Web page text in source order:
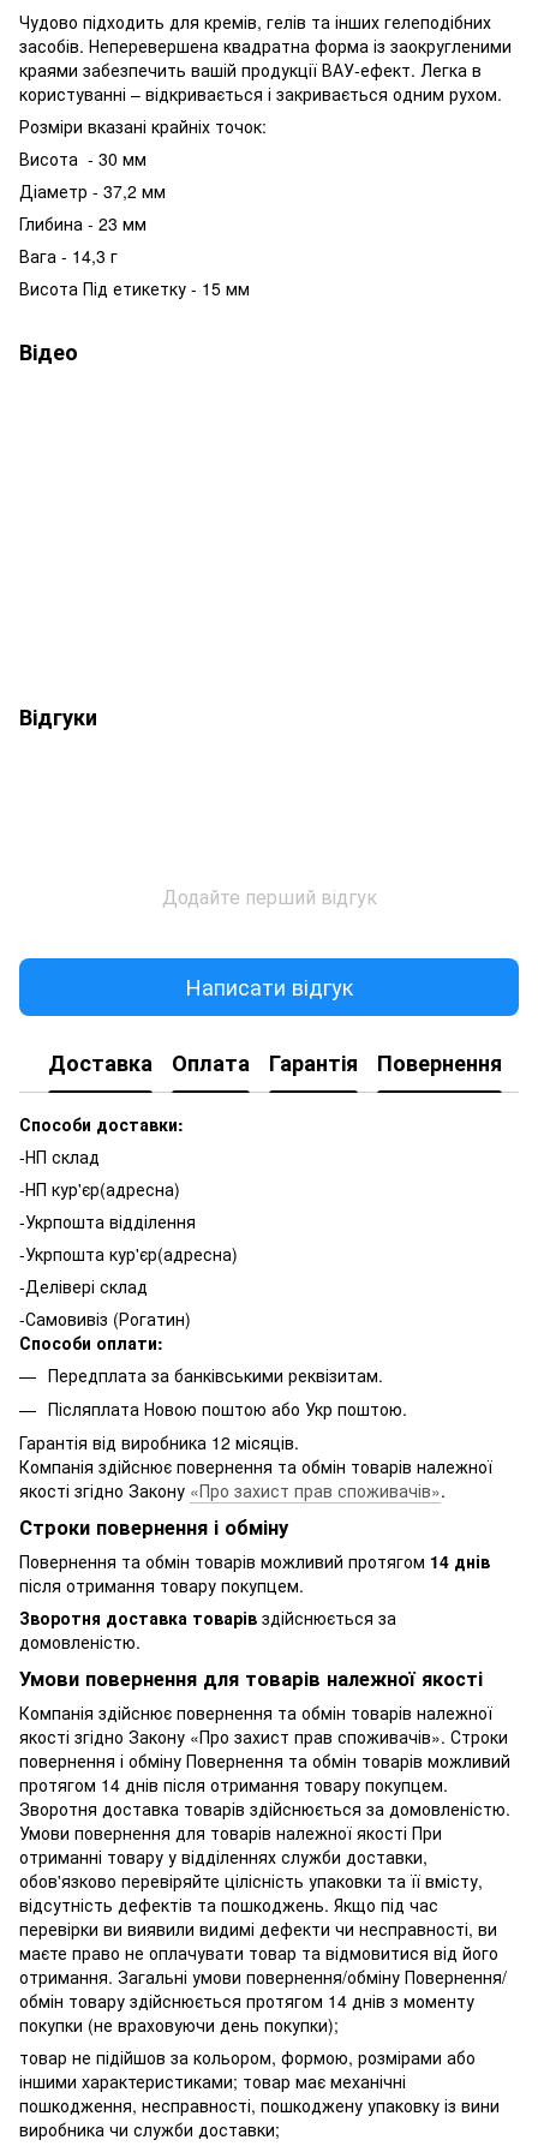
Чудово підходить для кремів, гелів та інших гелеподібних
засобів. Неперевершена квадратна форма із заокругленими
краями забезпечить вашій продукції ВАУ-ефект. Легка в
користуванні – відкривається і закривається одним рухом.
Розміри вказані крайніх точок:
Висота - 30 мм
Діаметр - 37,2 мм
Глибина - 23 мм
Вага - 14,3 г
Висота Під етикетку - 15 мм
Відео
Відгуки
Додайте перший відгук
Написати відгук
Доставка Оплата Гарантія Повернення
Способи доставки:
-НП склад
-НП кур'єр(адресна)
-Укрпошта відділення
-Укрпошта кур'єр(адресна)
-Делівері склад
-Самовивіз (Рогатин)
Способи оплати:
Передплата за банківськими реквізитам.
Післяплата Новою поштою або Укр поштою.
Гарантія від виробника 12 місяців.
Компанія здійснює повернення та обмін товарів належної
якості згідно Закону «Про захист прав споживачів».
Строки повернення і обміну
Повернення та обмін товарів можливий протягом 14 днів
після отримання товару покупцем.
Зворотня доставка товарів здійснюється за
домовленістю.
Умови повернення для товарів належної якості
Компанія здійснює повернення та обмін товарів належної
якості згідно Закону «Про захист прав споживачів». Строки
повернення і обміну Повернення та обмін товарів можливий
протягом 14 днів після отримання товару покупцем.
Зворотня доставка товарів здійснюється за домовленістю.
Умови повернення для товарів належної якості При
отриманні товару у відділеннях служби доставки,
обов'язково перевіряйте цілісність упаковки та її вмісту,
відсутність дефектів та пошкоджень. Якщо під час
перевірки ви виявили видимі дефекти чи несправності, ви
маєте право не оплачувати товар та відмовитися від його
отримання. Загальні умови повернення/обміну Повернення/
обмін товару здійснюється протягом 14 днів з моменту
покупки (не враховуючи день покупки);
товар не підійшов за кольором, формою, розмірами або
іншими характеристиками; товар має механічні
пошкодження, несправності, пошкоджену упаковку із вини
виробника чи служби доставки;